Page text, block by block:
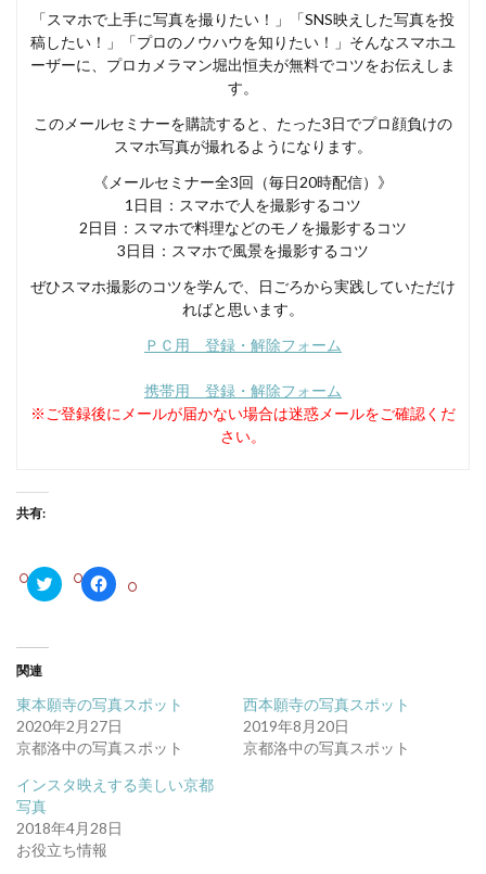
「スマホで上手に写真を撮りたい！」「SNS映えした写真を投
稿したい！」「プロのノウハウを知りたい！」そんなスマホユ
ーザーに、プロカメラマン堀出恒夫が無料でコツをお伝えしま
す。
このメールセミナーを購読すると、たった3日でプロ顔負けの
スマホ写真が撮れるようになります。
《メールセミナー全3回（毎日20時配信）》
1日目：スマホで人を撮影するコツ
2日目：スマホで料理などのモノを撮影するコツ
3日目：スマホで風景を撮影するコツ
ぜひスマホ撮影のコツを学んで、日ごろから実践していただけ
ればと思います。
ＰＣ用 登録・解除フォーム
携帯用 登録・解除フォーム
※ご登録後にメールが届かない場合は迷惑メールをご確認くだ
さい。
共有:
ク
リ
i
t
t
e
r
共
有
新
し
い
ウ
F
a
で
共
有
す
る
は
ク
ッ
ク
関連
東本願寺の写真スポット
2020年2月27日
京都洛中の写真スポット
西本願寺の写真スポット
2019年8月20日
京都洛中の写真スポット
インスタ映えする美しい京都
写真
2018年4月28日
お役立ち情報